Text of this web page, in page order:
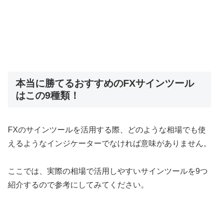
本当に勝てるおすすめのFXサインツール
はこの9種類！
FXのサインツールを活用する際、どのような相場でも使
えるようなインジケーターでなければ意味がありません。
ここでは、実際の相場で活用しやすいサインツールを9つ
紹介するので参考にしてみてください。